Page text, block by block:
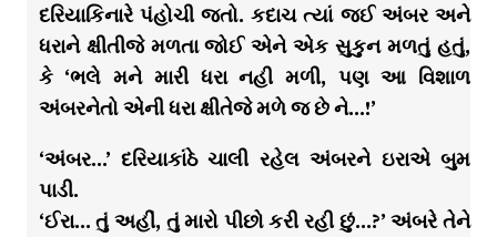
દરિયાકિનારે પંહોચી જતો. કદાચ ત્યાં જઈ અંબર અને
ધરાને ક્ષીતીજે મળતા જોઈ એને એક સુકુન મળતું હતું,
કે ‘ભલે મને મારી ધરા નહી મળી, પણ આ વિશાળ
અંબરનેતો એની ધરા ક્ષીતેજે મળે જ છે ને…!’
‘અંબર…’ દરિયાકાંઠે ચાલી રહેલ અંબરને ઇરાએ બુમ
પાડી.
‘ઈરા… તું અહીં, તું મારો પીછો કરી રહી છું…?’ અંબરે તેને